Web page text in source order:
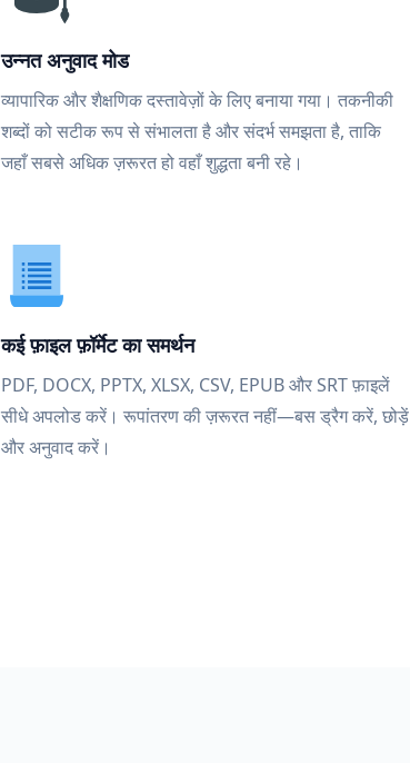
उन्नत अनुवाद मोड
व्यापारिक और शैक्षणिक दस्तावेज़ों के लिए बनाया गया। तकनीकी
शब्दों को सटीक रूप से संभालता है और संदर्भ समझता है, ताकि
जहाँ सबसे अधिक ज़रूरत हो वहाँ शुद्धता बनी रहे।
कई फ़ाइल फ़ॉर्मेट का समर्थन
PDF, DOCX, PPTX, XLSX, CSV, EPUB और SRT फ़ाइलें
सीधे अपलोड करें। रूपांतरण की ज़रूरत नहीं—बस ड्रैग करें, छोड़ें
और अनुवाद करें।